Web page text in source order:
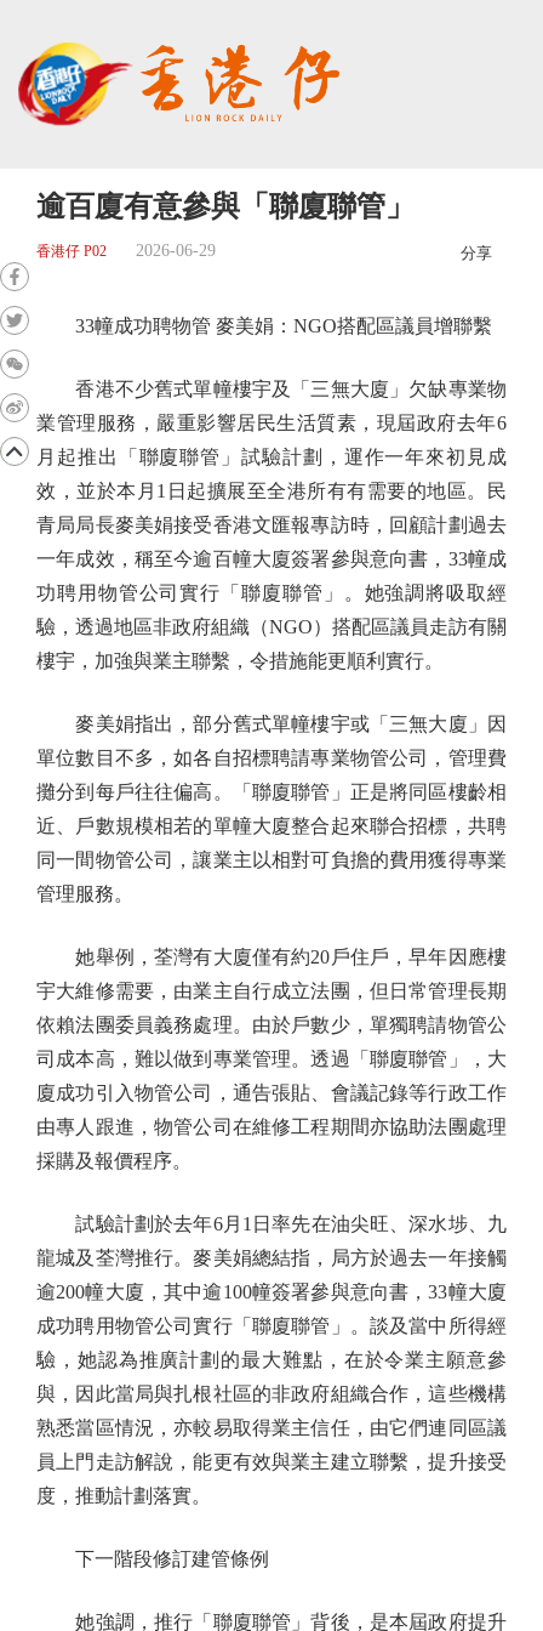
逾百廈有意參與「聯廈聯管」
香港仔 P02 2026-06-29 分享
33幢成功聘物管 麥美娟：NGO搭配區議員增聯繫
香港不少舊式單幢樓宇及「三無大廈」欠缺專業物
業管理服務，嚴重影響居民生活質素，現屆政府去年6
月起推出「聯廈聯管」試驗計劃，運作一年來初見成
效，並於本月1日起擴展至全港所有有需要的地區。民
青局局長麥美娟接受香港文匯報專訪時，回顧計劃過去
一年成效，稱至今逾百幢大廈簽署參與意向書，33幢成
功聘用物管公司實行「聯廈聯管」。她強調將吸取經
驗，透過地區非政府組織（NGO）搭配區議員走訪有關
樓宇，加強與業主聯繫，令措施能更順利實行。
麥美娟指出，部分舊式單幢樓宇或「三無大廈」因
單位數目不多，如各自招標聘請專業物管公司，管理費
攤分到每戶往往偏高。「聯廈聯管」正是將同區樓齡相
近、戶數規模相若的單幢大廈整合起來聯合招標，共聘
同一間物管公司，讓業主以相對可負擔的費用獲得專業
管理服務。
她舉例，荃灣有大廈僅有約20戶住戶，早年因應樓
宇大維修需要，由業主自行成立法團，但日常管理長期
依賴法團委員義務處理。由於戶數少，單獨聘請物管公
司成本高，難以做到專業管理。透過「聯廈聯管」，大
廈成功引入物管公司，通告張貼、會議記錄等行政工作
由專人跟進，物管公司在維修工程期間亦協助法團處理
採購及報價程序。
試驗計劃於去年6月1日率先在油尖旺、深水埗、九
龍城及荃灣推行。麥美娟總結指，局方於過去一年接觸
逾200幢大廈，其中逾100幢簽署參與意向書，33幢大廈
成功聘用物管公司實行「聯廈聯管」。談及當中所得經
驗，她認為推廣計劃的最大難點，在於令業主願意參
與，因此當局與扎根社區的非政府組織合作，這些機構
熟悉當區情況，亦較易取得業主信任，由它們連同區議
員上門走訪解說，能更有效與業主建立聯繫，提升接受
度，推動計劃落實。
下一階段修訂建管條例
她強調，推行「聯廈聯管」背後，是本屆政府提升